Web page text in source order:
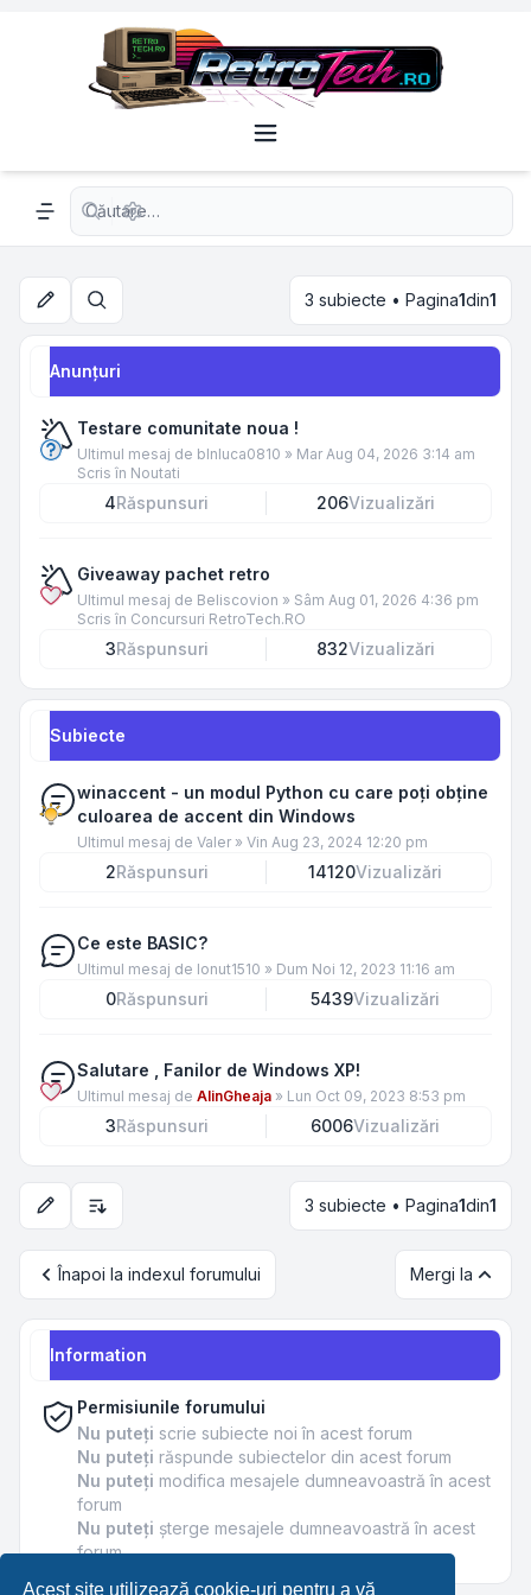
Acest site utilizează cookie-uri pentru a vă
Navigation menu
Căutare avansată
Căutare 3 subiecte • Pagina1din1
Anunţuri
Testare comunitate noua !
Ultimul mesaj de blnluca0810 » Mar Aug 04, 2026 3:14 am
Scris în Noutati
4Răspunsuri 206Vizualizări
Giveaway pachet retro
Ultimul mesaj de Beliscovion » Sâm Aug 01, 2026 4:36 pm
Scris în Concursuri RetroTech.RO
3Răspunsuri 832Vizualizări
Subiecte
winaccent - un modul Python cu care poți obține
culoarea de accent din Windows
Ultimul mesaj de Valer » Vin Aug 23, 2024 12:20 pm
2Răspunsuri 14120Vizualizări
Ce este BASIC?
Ultimul mesaj de Ionut1510 » Dum Noi 12, 2023 11:16 am
0Răspunsuri 5439Vizualizări
Salutare , Fanilor de Windows XP!
Ultimul mesaj de AlinGheaja » Lun Oct 09, 2023 8:53 pm
3Răspunsuri 6006Vizualizări
Opțiuni de sortare și afișare 3 subiecte • Pagina1din1
Înapoi la indexul forumului Mergi la
Information
Permisiunile forumului
Nu puteţi scrie subiecte noi în acest forum
Nu puteţi răspunde subiectelor din acest forum
Nu puteţi modifica mesajele dumneavoastră în acest
forum
Nu puteţi şterge mesajele dumneavoastră în acest
forum